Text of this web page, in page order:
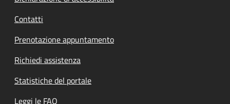
Contatti
Prenotazione appuntamento
Richiedi assistenza
Statistiche del portale
Leggi le FAQ